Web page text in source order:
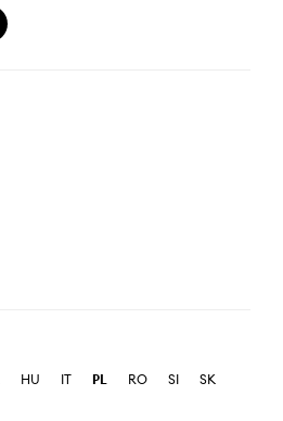
HU IT PL RO SI
SK